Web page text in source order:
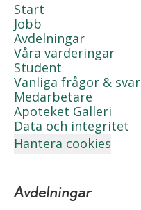
Start
Jobb
Avdelningar
Våra värderingar
Student
Vanliga frågor & svar
Medarbetare
Apoteket Galleri
Data och integritet
Hantera cookies
Avdelningar